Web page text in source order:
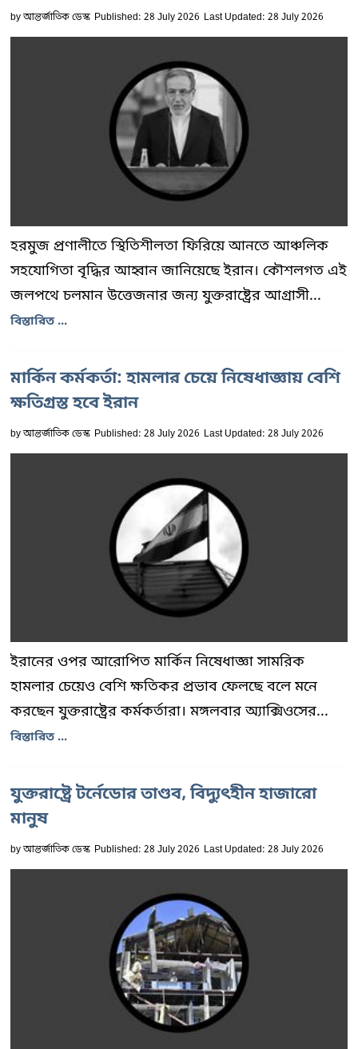
byআন্তর্জাতিক ডেস্ক Published: 28 July 2026 Last Updated: 28 July 2026
হরমুজ প্রণালীতে স্থিতিশীলতা ফিরিয়ে আনতে আঞ্চলিক
সহযোগিতা বৃদ্ধির আহ্বান জানিয়েছে ইরান। কৌশলগত এই
জলপথে চলমান উত্তেজনার জন্য যুক্তরাষ্ট্রের আগ্রাসী...
বিস্তারিত ...
মার্কিন কর্মকর্তা: হামলার চেয়ে নিষেধাজ্ঞায় বেশি
ক্ষতিগ্রস্ত হবে ইরান
byআন্তর্জাতিক ডেস্ক Published: 28 July 2026 Last Updated: 28 July 2026
ইরানের ওপর আরোপিত মার্কিন নিষেধাজ্ঞা সামরিক
হামলার চেয়েও বেশি ক্ষতিকর প্রভাব ফেলছে বলে মনে
করছেন যুক্তরাষ্ট্রের কর্মকর্তারা। মঙ্গলবার অ্যাক্সিওসের...
বিস্তারিত ...
যুক্তরাষ্ট্রে টর্নেডোর তাণ্ডব, বিদ্যুৎহীন হাজারো
মানুষ
byআন্তর্জাতিক ডেস্ক Published: 28 July 2026 Last Updated: 28 July 2026